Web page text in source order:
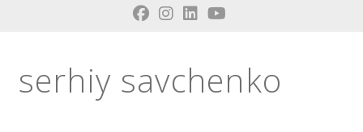
serhiy savchenko